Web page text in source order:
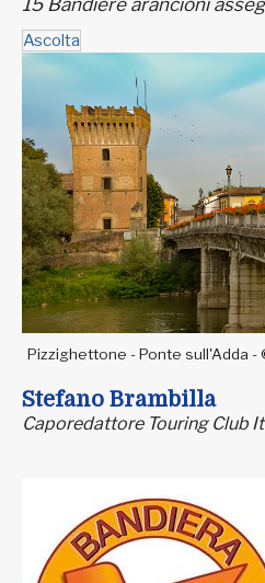
15 Bandiere arancioni
Ascolta
Pizzighettone - Ponte sull'Adda -
Stefano Brambilla
Caporedattore Touring Club